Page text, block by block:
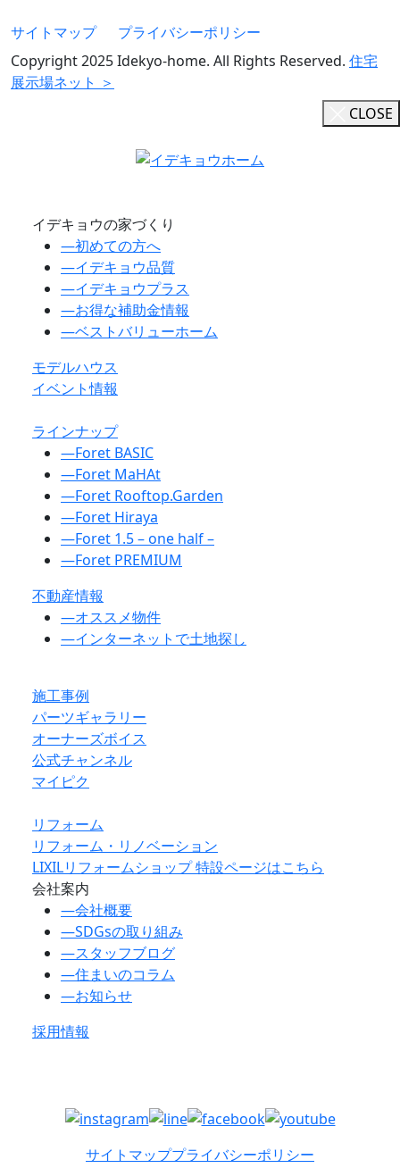
サイトマップ
プライバシーポリシー
Copyright 2025 Idekyo-home. All Rights Reserved. 住宅
展示場ネット ＞
CLOSE
イデキョウの家づくり
―初めての方へ
―イデキョウ品質
―イデキョウプラス
―お得な補助金情報
―ベストバリューホーム
モデルハウス
イベント情報
ラインナップ
―Foret BASIC
―Foret MaHAt
―Foret Rooftop.Garden
―Foret Hiraya
―Foret 1.5 – one half –
―Foret PREMIUM
不動産情報
―オススメ物件
―インターネットで土地探し
施工事例
パーツギャラリー
オーナーズボイス
公式チャンネル
マイピク
リフォーム
リフォーム・リノベーション
LIXILリフォームショップ 特設ページはこちら
会社案内
―会社概要
―SDGsの取り組み
―スタッフブログ
―住まいのコラム
―お知らせ
採用情報
サイトマッププライバシーポリシー